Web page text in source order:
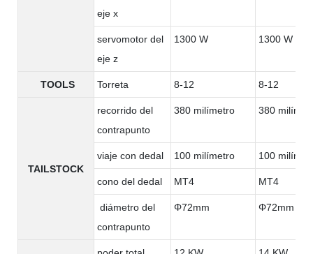
eje x
servomotor del
eje z
1300 W 1300 W
TOOLS Torreta 8-12 8-12
TAILSTOCK
recorrido del
contrapunto
380 milímetro 380
viaje con dedal 100 milímetro 100
cono del dedal MT4 MT4
diámetro del
contrapunto
Φ72mm Φ72mm